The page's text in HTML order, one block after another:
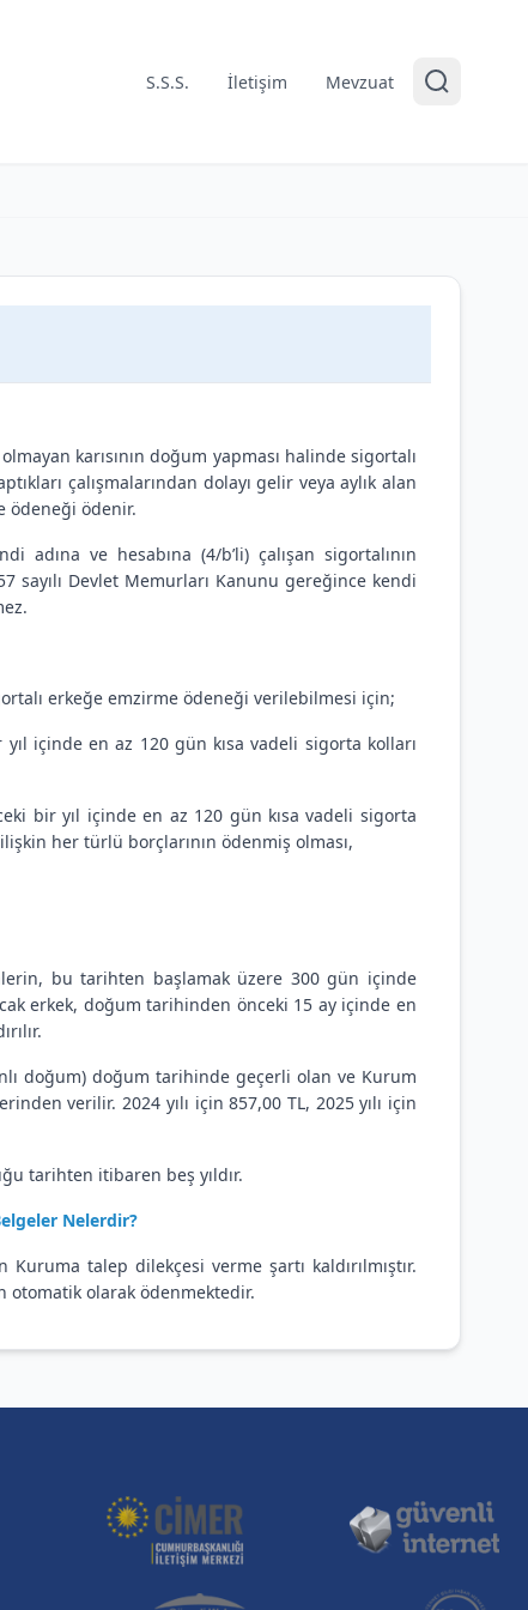
S.S.S. İletişim Mevzuat
karısının doğum yapması halinde sigortalı
çalışmalarından dolayı gelir veya aylık alan
ödeneği ödenir.
adına ve hesabına (4/b’li) çalışan sigortalının
Devlet Memurları Kanunu gereğince kendi
erkeğe emzirme ödeneği verilebilmesi için;
içinde en az 120 gün kısa vadeli sigorta kolları
bir yıl içinde en az 120 gün kısa vadeli sigorta
her türlü borçlarının ödenmiş olması,
bu tarihten başlamak üzere 300 gün içinde
erkek, doğum tarihinden önceki 15 ay içinde en
doğum) doğum tarihinde geçerli olan ve Kurum
verilir. 2024 yılı için 857,00 TL, 2025 yılı için
tarihten itibaren beş yıldır.
Nelerdir?
talep dilekçesi verme şartı kaldırılmıştır.
olarak ödenmektedir.